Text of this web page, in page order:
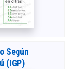
Según
(IGP)